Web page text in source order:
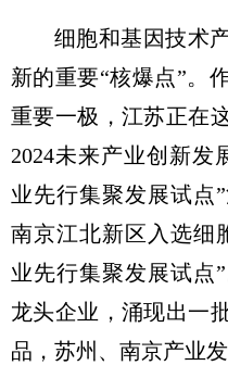
细胞和基因技术
新的重要“核爆点”。
重要一极，江苏正在
2024未来产业创新发
业先行集聚发展试点
南京江北新区入选细
业先行集聚发展试点
龙头企业，涌现出一
品，苏州、南京产业